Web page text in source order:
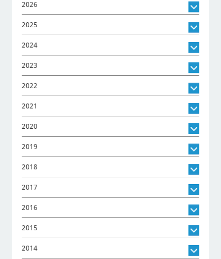
2026
2025
2024
2023
2022
2021
2020
2019
2018
2017
2016
2015
2014